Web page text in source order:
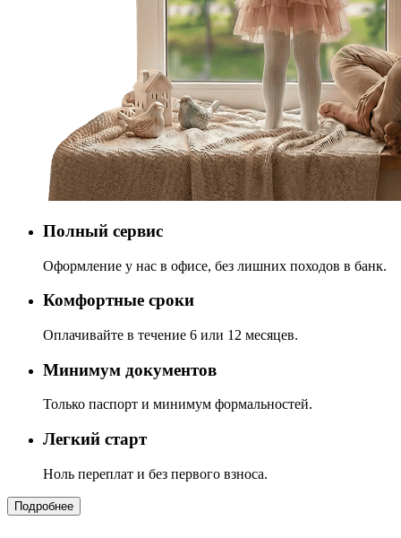
Полный сервис
Оформление у нас в офисе, без лишних походов в банк.
Комфортные сроки
Оплачивайте в течение 6 или 12 месяцев.
Минимум документов
Только паспорт и минимум формальностей.
Легкий старт
Ноль переплат и без первого взноса.
Подробнее